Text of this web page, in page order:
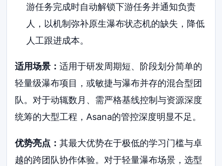
游任务完成时自动解锁下游任务并通知负责
人，以机制弥补原生瀑布状态机的缺失，降低
人工跟进成本。
适用场景：适用于研发周期短、阶段划分简单的
轻量级瀑布项目，或敏捷与瀑布并存的混合型团
队。对于动辄数月、需严格基线控制与资源深度
统筹的大型工程，Asana的管控深度明显不足。
优势亮点：其最大优势在于极低的学习门槛与卓
越的跨团队协作体验。对于轻量瀑布场景，选型